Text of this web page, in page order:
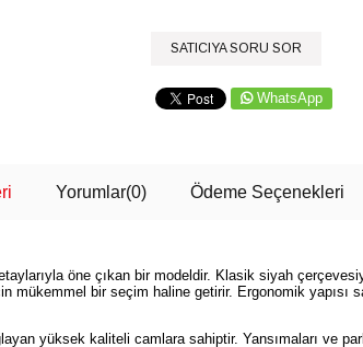
SATICIYA SORU SOR
WhatsApp
Yorumlar(0) Ödeme Seçenekleri
öne çıkan bir modeldir. Klasik siyah
mükemmel bir seçim haline getirir. Ergonomik yapısı
yüksek kaliteli camlara sahiptir. Yansımaları ve